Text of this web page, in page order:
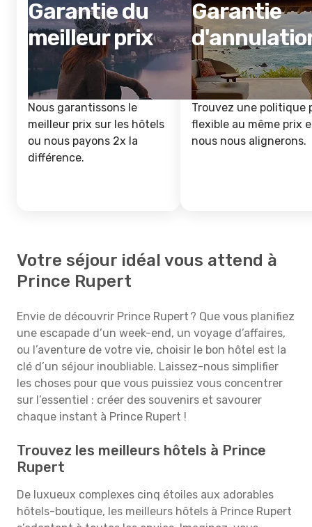
Garantie du
meilleur prix
Nous garantissons le
meilleur prix sur les hôtels
ou nous payons 2x la
différence.
Garantie
Trouvez une politique
flexible au même prix
nous nous alignerons.
Votre séjour idéal vous attend à
Prince Rupert
Envie de découvrir Prince Rupert ? Que vous planifiez
une escapade d’un week-end, un voyage d’affaires,
ou l’aventure de votre vie, choisir le bon hôtel est la
clé d’un séjour inoubliable. Laissez-nous simplifier
les choses pour que vous puissiez vous concentrer
sur l’essentiel : créer des souvenirs et savourer
chaque instant à Prince Rupert !
Trouvez les meilleurs hôtels à Prince
Rupert
De luxueux complexes cinq étoiles aux adorables
hôtels-boutique, les meilleurs hôtels à Prince Rupert